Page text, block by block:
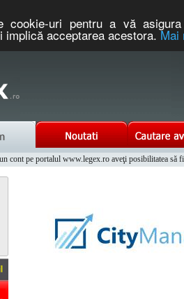
cookie-uri pentru a vă
implică acceptarea acestora.Mai
- Managementul Integrat al Parcului Auto